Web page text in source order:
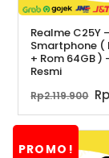
Realme C25Y –
Smartphone (
+ Rom 64GB )
Resmi
Rp2.119.900 Rp
PROMO!